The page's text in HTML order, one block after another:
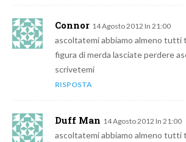
Connor 14 Agosto 2012 In 21:00
ascoltatemi abbiamo almeno tutti
figura di merda lasciate perdere
scrivetemi
RISPOSTA
Duff Man 14 Agosto 2012 In 21:00
ascoltatemi abbiamo almeno tutti